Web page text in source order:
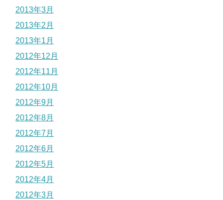
2013年3月
2013年2月
2013年1月
2012年12月
2012年11月
2012年10月
2012年9月
2012年8月
2012年7月
2012年6月
2012年5月
2012年4月
2012年3月